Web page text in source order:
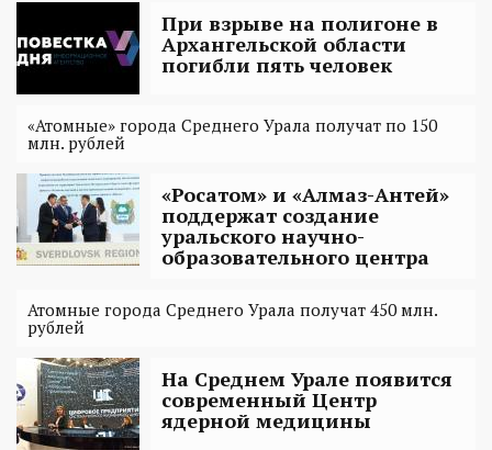
При взрыве на полигоне в
Архангельской области
погибли пять человек
«Атомные» города Среднего Урала получат по 150
млн. рублей
«Росатом» и «Алмаз-Антей»
поддержат создание
уральского научно-
образовательного центра
Атомные города Среднего Урала получат 450 млн.
рублей
На Среднем Урале появится
современный Центр
ядерной медицины